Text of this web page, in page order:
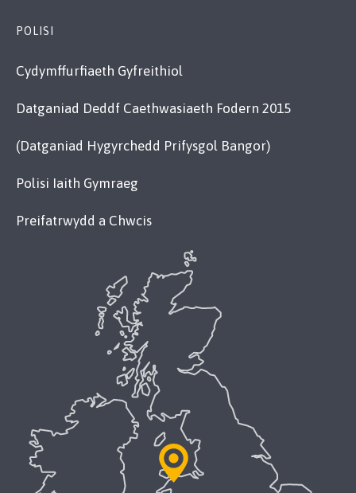
POLISI
Cydymffurfiaeth Gyfreithiol
Datganiad Deddf Caethwasiaeth Fodern 2015
(Datganiad Hygyrchedd Prifysgol Bangor)
Polisi Iaith Gymraeg
Preifatrwydd a Chwcis